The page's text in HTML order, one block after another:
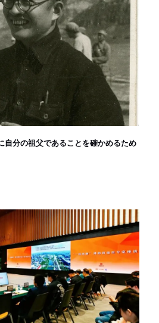
自分の祖父であることを確かめるため